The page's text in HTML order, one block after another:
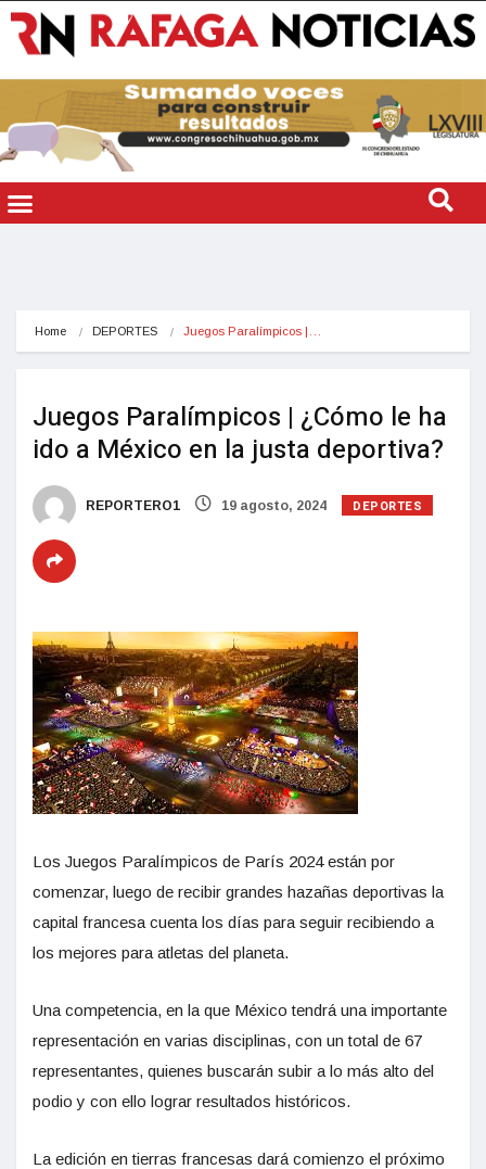
Home DEPORTES Juegos Paralímpicos |…
Juegos Paralímpicos | ¿Cómo le ha
ido a México en la justa deportiva?
REPORTERO1 19 agosto, 2024 DEPORTES
Los Juegos Paralímpicos de París 2024 están por
comenzar, luego de recibir grandes hazañas deportivas la
capital francesa cuenta los días para seguir recibiendo a
los mejores para atletas del planeta.
Una competencia, en la que México tendrá una importante
representación en varias disciplinas, con un total de 67
representantes, quienes buscarán subir a lo más alto del
podio y con ello lograr resultados históricos.
La edición en tierras francesas dará comienzo el próximo